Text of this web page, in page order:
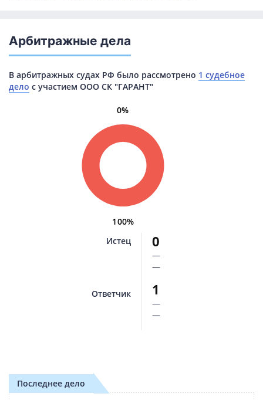
Арбитражные дела
В арбитражных судах РФ было рассмотрено 1 судебное
дело с участием ООО СК "ГАРАНТ"
0%
100%
Истец
Ответчик
0
—
—
1
—
—
Последнее дело